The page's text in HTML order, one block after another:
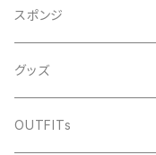
5インチ
1インチ
3インチ
初期～中間研磨
最終仕上げ研磨
シャンプー
中性シャンプー
撥水シャンプー
コーティング
簡易型
スポンジ
グッズ
OUTFITs